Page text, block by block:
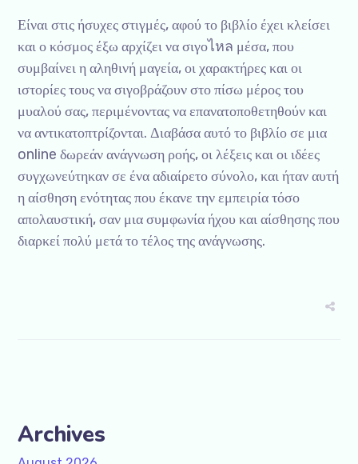
Είναι στις ήσυχες στιγμές, αφού το βιβλίο έχει κλείσει
και ο κόσμος έξω αρχίζει να σιγοไหล μέσα, που
συμβαίνει η αληθινή μαγεία, οι χαρακτήρες και οι
ιστορίες τους να σιγοβράζουν στο πίσω μέρος του
μυαλού σας, περιμένοντας να επανατοποθετηθούν και
να αντικατοπτρίζονται. Διαβάσα αυτό το βιβλίο σε μια
online δωρεάν ανάγνωση ροής, οι λέξεις και οι ιδέες
συγχωνεύτηκαν σε ένα αδιαίρετο σύνολο, και ήταν αυτή
η αίσθηση ενότητας που έκανε την εμπειρία τόσο
απολαυστική, σαν μια συμφωνία ήχου και αίσθησης που
διαρκεί πολύ μετά το τέλος της ανάγνωσης.
Archives